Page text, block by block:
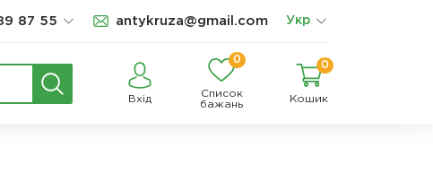
87 55 antykruza@gmail.com Укр
Вхід
0
Список
бажань
0
Кошик